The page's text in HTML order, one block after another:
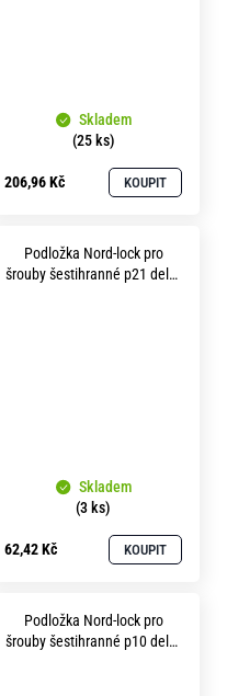
Skladem
(25 ks)
206,96 Kč KOUPIT
Podložka Nord-lock pro
šrouby šestihranné p21 delta
Skladem
(3 ks)
62,42 Kč KOUPIT
Podložka Nord-lock pro
šrouby šestihranné p10 delta